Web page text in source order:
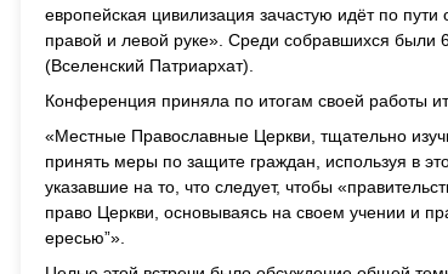
европейская цивилизация зачастую идёт по
правой и левой руке». Среди собравшихся были
(Вселенский Патриархат).
Конференция приняла по итогам своей работы
«Местные Православные Церкви, тщательно
принять меры по защите граждан, используя в
указавшие на то, что следует, чтобы
право Церкви, основываясь на своем учении и
ересью”».